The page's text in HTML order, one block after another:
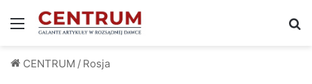
Menu
CENTRUM / Rosja